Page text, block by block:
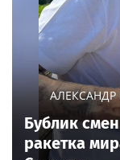
Бублик
ракетка